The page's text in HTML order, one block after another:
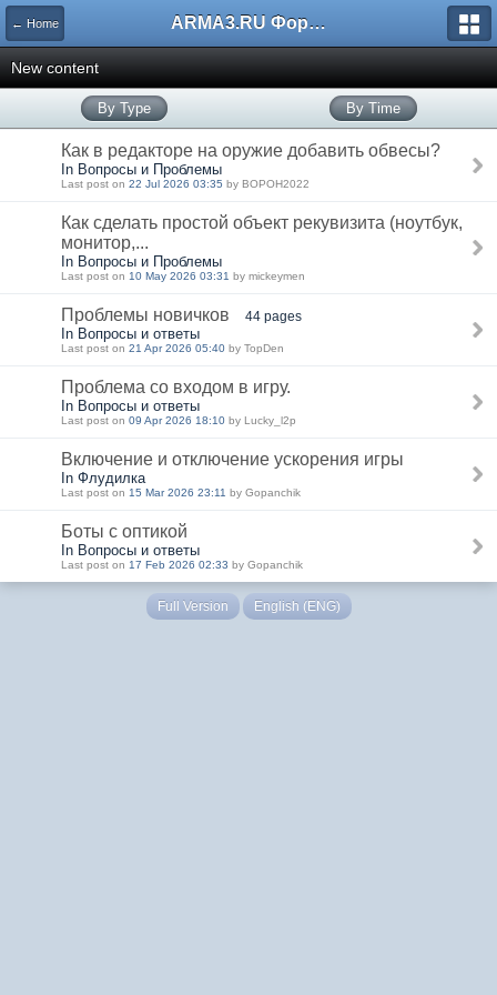
← Home ARMA3.RU Форум
New content
By Type By Time
Как в редакторе на оружие добавить обвесы?
In Вопросы и Проблемы
Last post on 22 Jul 2026 03:35 by BOPOH2022
Как сделать простой объект рекувизита (ноутбук,
монитор,...
In Вопросы и Проблемы
Last post on 10 May 2026 03:31 by mickeymen
Проблемы новичков 44 pages
In Вопросы и ответы
Last post on 21 Apr 2026 05:40 by TopDen
Проблема со входом в игру.
In Вопросы и ответы
Last post on 09 Apr 2026 18:10 by Lucky_l2p
Включение и отключение ускорения игры
In Флудилка
Last post on 15 Mar 2026 23:11 by Gopanchik
Боты с оптикой
In Вопросы и ответы
Last post on 17 Feb 2026 02:33 by Gopanchik
Full Version English (ENG)